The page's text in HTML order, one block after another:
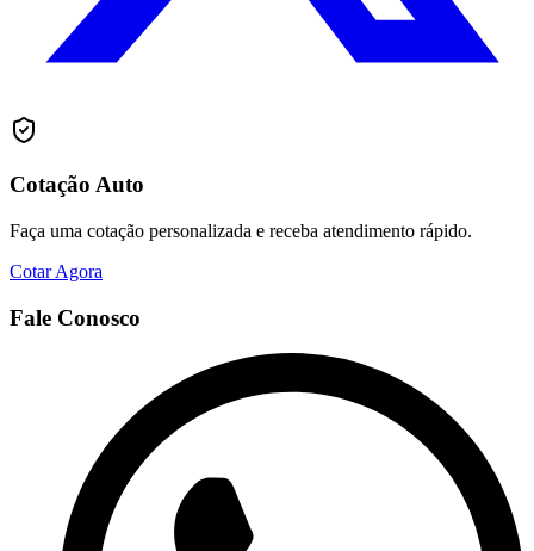
Cotação Auto
Faça uma cotação personalizada e receba atendimento rápido.
Cotar Agora
Fale Conosco